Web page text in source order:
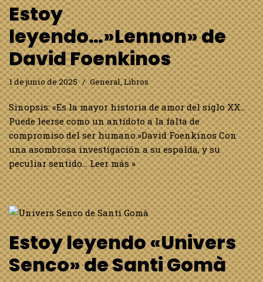
Estoy
leyendo…»Lennon» de
David Foenkinos
1 de junio de 2025 General,Libros
Sinopsis: «Es la mayor historia de amor del siglo XX…
Puede leerse como un antídoto a la falta de
compromiso del ser humano.»David Foenkinos Con
una asombrosa investigación a su espalda, y su
peculiar sentido…Leer más »
Estoy leyendo «Univers
Senco» de Santi Gomà